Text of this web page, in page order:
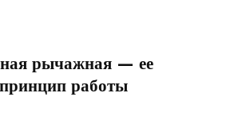
рычажная — ее
работы